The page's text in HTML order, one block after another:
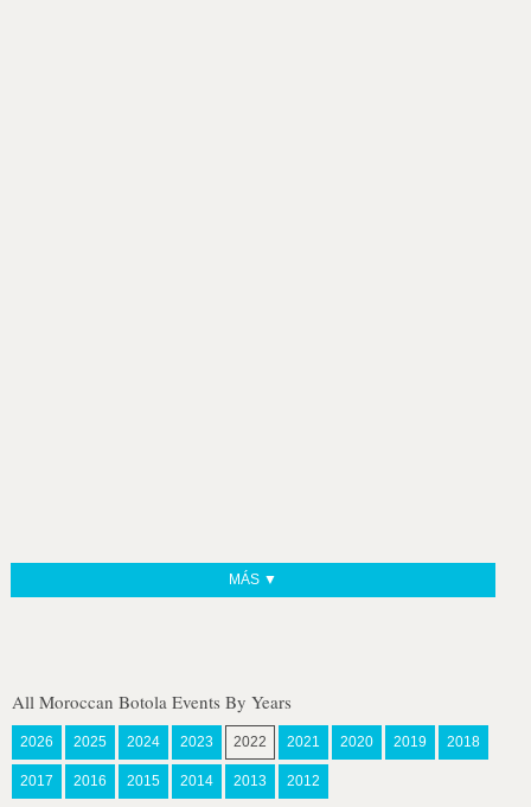
MÁS ▼
All Moroccan Botola Events By Years
2026 2025 2024 2023 2022 2021 2020 2019 2018
2017 2016 2015 2014 2013 2012